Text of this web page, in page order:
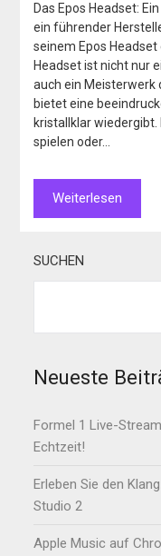
Das Epos Headset:
ein führender
seinem Epos
Headset ist nicht nur
auch ein Meisterwerk
bietet eine
kristallklar wiedergibt.
spielen oder…
Weiterlesen
SUCHEN
Neueste
Formel 1 Live-
Echtzeit!
Erleben Sie den
Studio 2
Apple Music auf